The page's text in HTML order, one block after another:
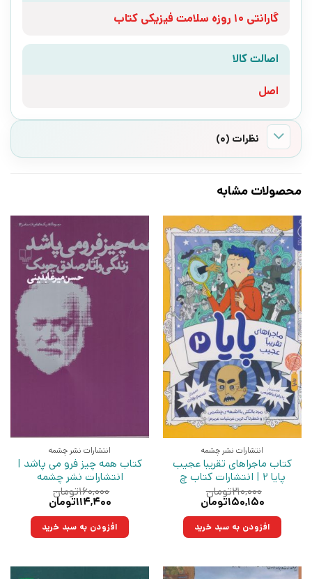
گارانتی 10 روزه سلامت فیزیکی کتاب
اصالت کالا
اصل
نظرات (0)
محصولات مشابه
انتشارات نشر چشمه
کتاب ماجراهای تقریبا عجیب
پایا 2 | انتشارات کتاب چ
۲۱۰,۰۰۰تومان
قیمت
۲۱۰,۰۰۰تومان
بود.
۱۵۰,۱۵۰تومان
۱۵۰,۱۵۰تومان.افزودن به سبد خرید
انتشارات نشر چشمه
کتاب همه چیز فرو می پاشد |
انتشارات نشر چشمه
۱۶۰,۰۰۰تومان
قیمت
۱۶۰,۰۰۰تومان
بود.
۱۱۴,۴۰۰تومان
۱۱۴,۴۰۰تومان.افزودن به سبد خرید